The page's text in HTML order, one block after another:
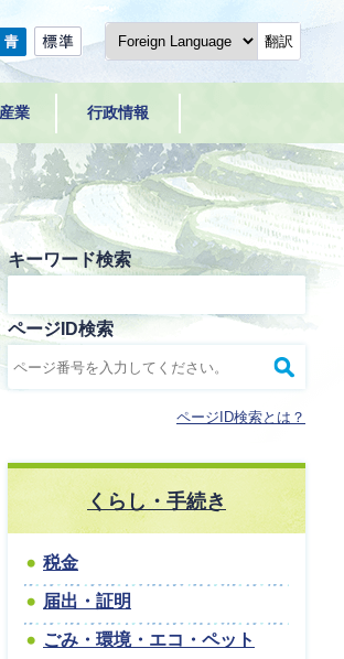
翻訳
業 行政情報
キーワード検索
ページID検索
ページID検索とは？
くらし・手続き
税金
届出・証明
ごみ・環境・エコ・ペット